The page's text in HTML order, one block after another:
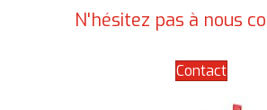
N'hésitez pas à nous
Contact